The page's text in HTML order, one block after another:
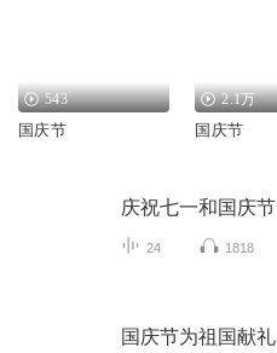
543
国庆节
2.1万
国庆节
庆祝七一和国庆节
24 1818
国庆节为祖国献礼